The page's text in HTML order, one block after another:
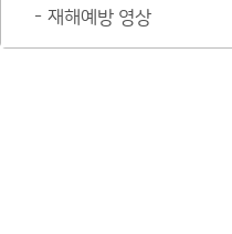
재해예방 영상